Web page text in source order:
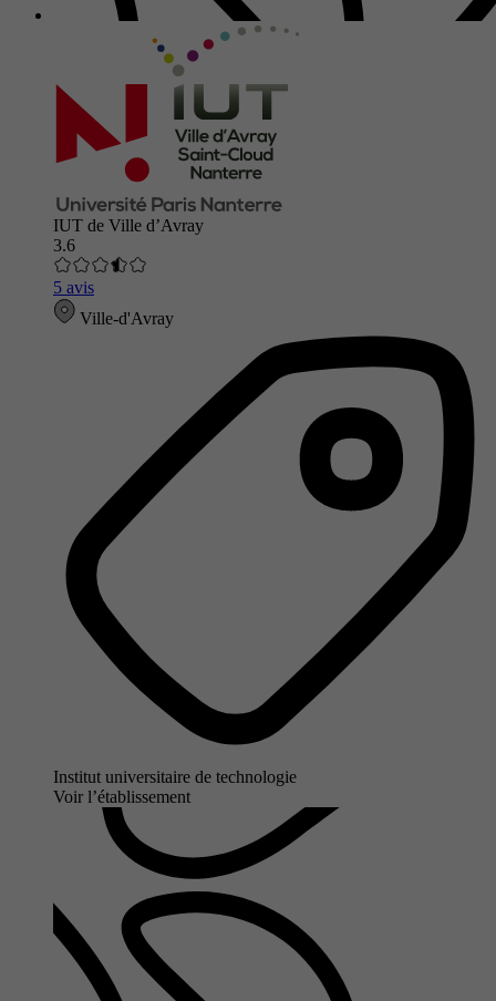
IUT de Ville d’Avray
3.6
5 avis
Ville-d'Avray
Institut universitaire de technologie
Voir l’établissement